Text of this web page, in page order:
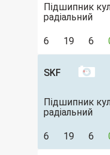
Підшипник
радіальний
6 19 6
SKF
Підшипник
радіальний
6 19 6